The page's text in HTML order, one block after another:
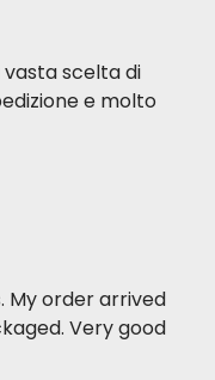
scelta di
e molto
My order arrived
Very good